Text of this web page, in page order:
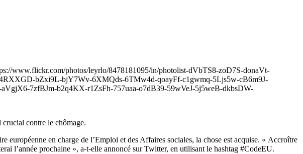
www.flickr.com/photos/leyrlo/8478181095/in/photolist-dVbTS8-zoD7S-donaVt-
bZxi9L-bjY7Wv-6XMQds-6TMw4d-qoayFf-c1gwmq-5Ljs5w-cB6m9J-
7zfBJm-b2q4KX-r1ZsFh-757uaa-o7dB39-59wVeJ-5j5weB-dkbsDW-
crucial contre le chômage.
en charge de l’Emploi et des Affaires sociales, la chose est acquise. « Accroître
l’année prochaine », a-t-elle annoncé sur Twitter, en utilisant le hashtag #CodeEU.